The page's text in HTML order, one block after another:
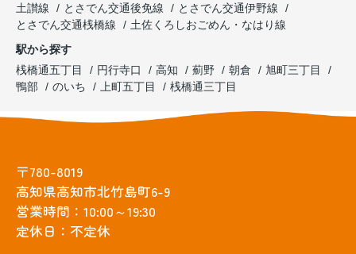
土讃線
とさでん交通後免線
とさでん交通伊野線
とさでん交通桟橋線
土佐くろしおごめん・なはり線
駅から探す
桟橋通五丁目
円行寺口 高知 薊野 朝倉
旭町三丁目
鴨部
のいち 上町五丁目 桟橋通三丁目
〒780-8019
高知県高知市北竹島町6-9
営業時間：10:00～19:30
定休日：不定休